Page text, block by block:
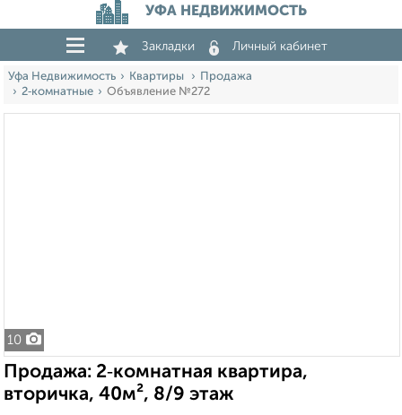
УФА НЕДВИЖИМОСТЬ
Закладки Личный кабинет
Уфа Недвижимость Квартиры
Продажа
2‑комнатные
Объявление №272
10
Продажа: 2‑комнатная квартира,
вторичка, 40м², 8/9 этаж